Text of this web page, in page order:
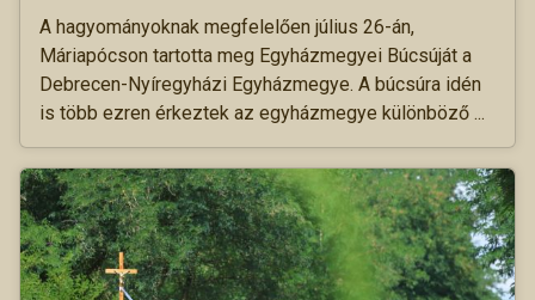
A hagyományoknak megfelelően július 26-án,
Máriapócson tartotta meg Egyházmegyei Búcsúját a
Debrecen-Nyíregyházi Egyházmegye. A búcsúra idén
is több ezren érkeztek az egyházmegye különböző ...